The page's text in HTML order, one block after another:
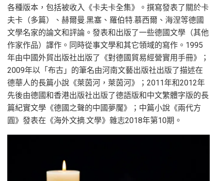
各種版本，包括被收入《卡夫卡全集》。撰寫發表了關於卡
夫卡（多篇）、赫爾曼.黑塞、羅伯特.慕西爾、海涅等德國
文學名家的論文和評論。發表和出版了一些德國文學（其他
作家作品）譯作。同時從事文學和其它領域的寫作。1995
年由中國外貿出版社出版了《對德國貿易經營實用手冊》；
2009年以「布古」的筆名由河南文藝出版社出版了描述在
德華人的長篇小說《萊茵河，萊茵河》；2011年和2012年
先後由德國和香港出版社出版了德語版和中文繁體字版的長
篇紀實文學《德國之聲的中國夢魘》；中篇小說《兩代方
圓》發表在《海外文摘.文學》雜志2018年第10期。